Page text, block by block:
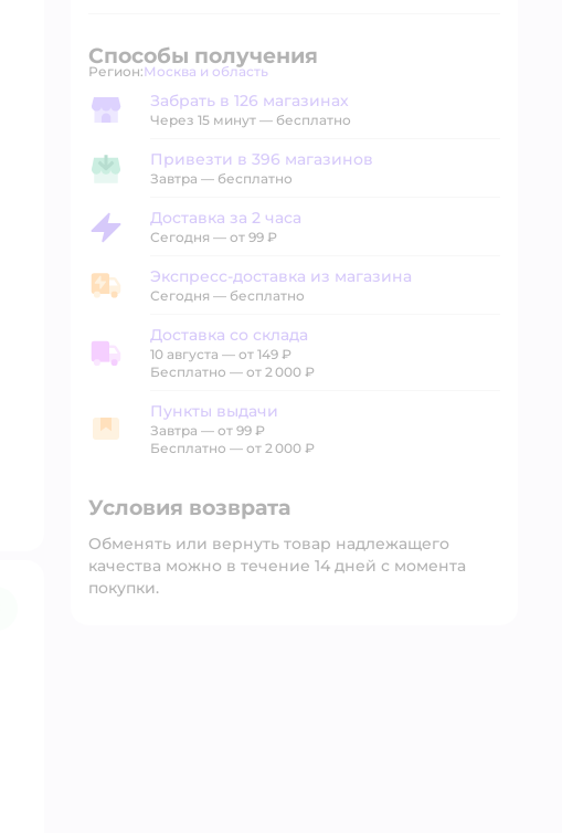
Способы получения
Регион: Выбор адреса доставки.
Москва и область
Забрать в магазине
Забрать в 126 магазинах
Через 15 минут — бесплатно
Привезти в магазин
Привезти в 396 магазинов
Завтра — бесплатно
Доставка за 2 часа
Доставка за 2 часа
Сегодня — от 99 ₽
Экспресс-доставка из магазина
Экспресс-доставка из магазина
Сегодня — бесплатно
Доставка со склада
Доставка со склада
10 августа — от 149 ₽
Бесплатно — от 2 000 ₽
Пункты выдачи
Пункты выдачи
Завтра — от 99 ₽
Бесплатно — от 2 000 ₽
Условия возврата
Обменять или вернуть товар надлежащего
качества можно в течение 14 дней с момента
покупки.